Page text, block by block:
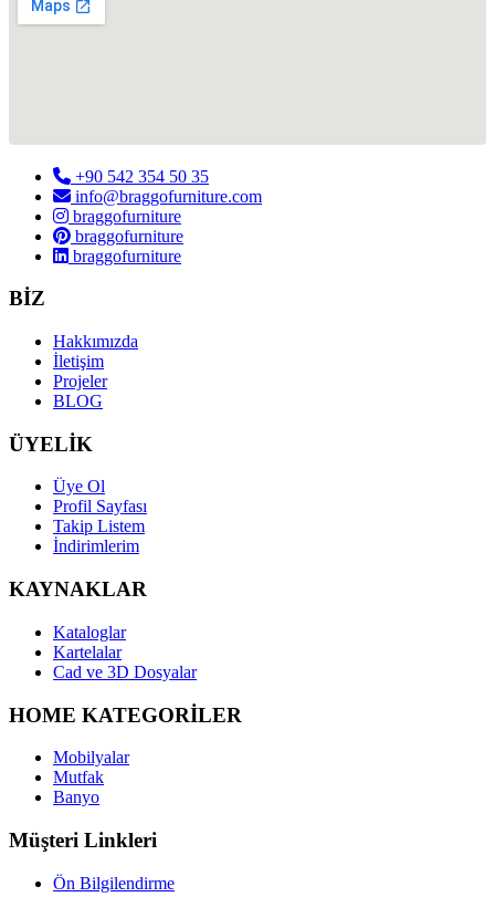
+90 542 354 50 35
info@braggofurniture.com
braggofurniture
braggofurniture
braggofurniture
BİZ
Hakkımızda
İletişim
Projeler
BLOG
ÜYELİK
Üye Ol
Profil Sayfası
Takip Listem
İndirimlerim
KAYNAKLAR
Kataloglar
Kartelalar
Cad ve 3D Dosyalar
HOME KATEGORİLER
Mobilyalar
Mutfak
Banyo
Müşteri Linkleri
Ön Bilgilendirme